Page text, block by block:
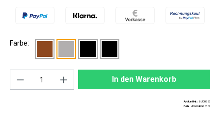
Farbe:
Produkt Anzahl: Gib den gewünschten
In den Warenkorb
Artikel-Nr.: BU00386
EAN: 4260747998589